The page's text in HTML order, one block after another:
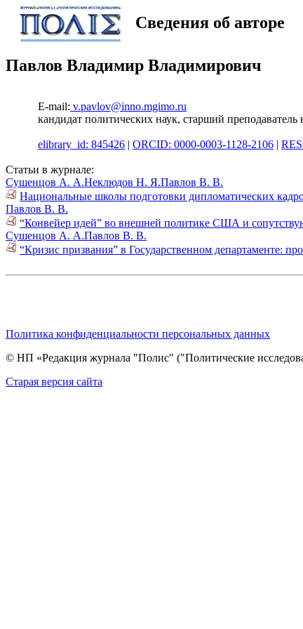
Сведения об авторе
Павлов Владимир Владимирович
E-mail: v.pavlov@inno.mgimo.ru
кандидат политических наук, старший
elibrary_id: 845426 | ORCID: 0000-0003-1128-2106 |
Статьи в журнале:
Сушенцов А. А.Неклюдов Н. Я.Павлов В. В.
Национальные школы подготовки дипломатических
Павлов В. В.
“Конвейер идей” во внешней политике США и
Сушенцов А. А.Павлов В. В.
“Кризис призвания” в Государственном департаменте:
Политика конфиденциальности персональных данных
© НП «Редакция журнала "Полис" ("Политические
Cтарая версия сайта